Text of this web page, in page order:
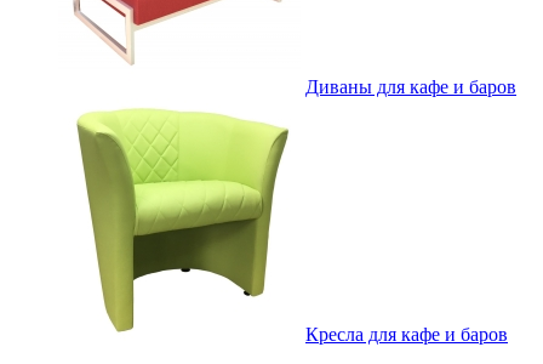
Диваны для кафе и баров
Кресла для кафе и баров